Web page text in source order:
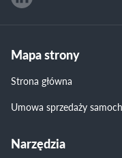
Mapa strony
Strona główna
Umowa sprzedaży
Narzędzia